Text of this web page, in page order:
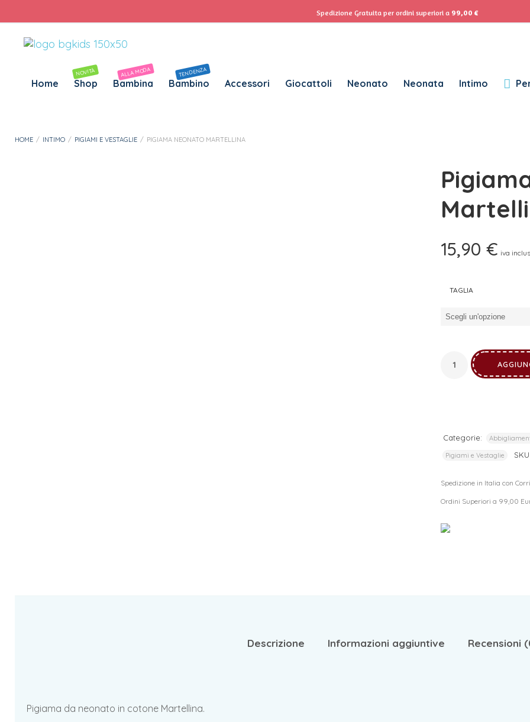
ACCEDI
NOME UTENTE RICHIESTO
esperienza su questo sito web, per gestire l'accesso al tuo
Home Shop
NOVITÀ
Bambina
ALLA MODA
Bambino
TENDENZA
Accessori Giocattoli Neonato Neonata Intimo
HOME / INTIMO / PIGIAMI E VESTAGLIE / PIGIAMA NEONATO MARTELLINA
15,90 € iva
TAGLIA
Categorie:
Pigiami e Vestaglie
Spedizione in Italia con
Ordini Superiori a 99,00
Descrizione Informazioni aggiuntive Recensioni
Pigiama da neonato in cotone Martellina.
Spedizione Gratuita per ordini superiori a 99,00 €